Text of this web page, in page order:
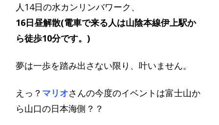
人14日の水カンリンバワーク、
16日昼解散(電車で来る人は山陰本線伊上駅か
ら徒歩10分です。)
夢は一歩を踏み出さない限り、叶いません。
えっ？ マリオさんの今度のイベントは富士山か
ら山口の日本海側？？